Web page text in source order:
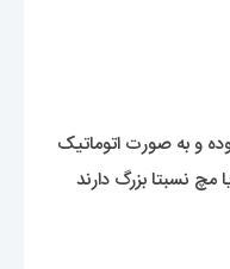
و به صورت اتوماتیک
نسبتا بزرگ دارند